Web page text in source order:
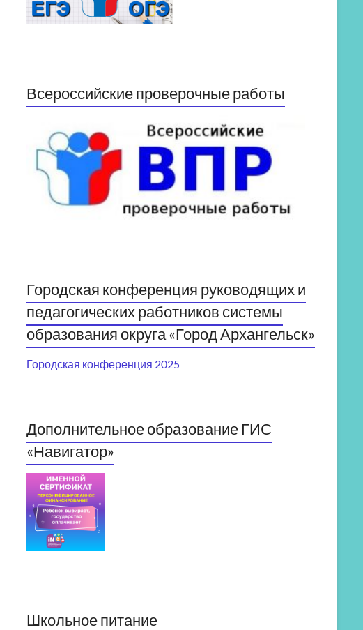
Всероссийские проверочные работы
Городская конференция руководящих и
педагогических работников системы
образования округа «Город Архангельск»
Городская конференция 2025
Дополнительное образование ГИС
«Навигатор»
Школьное питание